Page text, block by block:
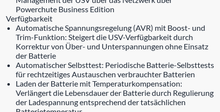
Powerchute Business Edition
Verfügbarkeit
Automatische Spannungsregelung (AVR) mit Boost- und
Trim-Funktion: Steigert die USV-Verfügbarkeit durch
Korrektur von Über- und Unterspannungen ohne Einsatz
der Batterie
Automatischer Selbsttest: Periodische Batterie-Selbsttests
für rechtzeitiges Austauschen verbrauchter Batterien
Laden der Batterie mit Temperaturkompensation:
Verlängert die Lebensdauer der Batterie durch Regulierung
der Ladespannung entsprechend der tatsächlichen